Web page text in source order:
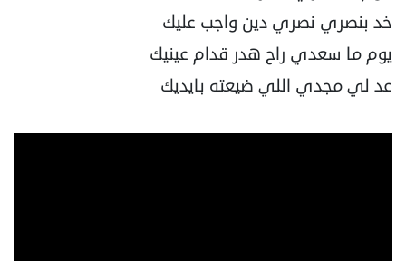
خد بنصري نصري دين واجب عليك
يوم ما سعدي راح هدر قدام عينيك
عد لي مجدي اللي ضيعته بايديك